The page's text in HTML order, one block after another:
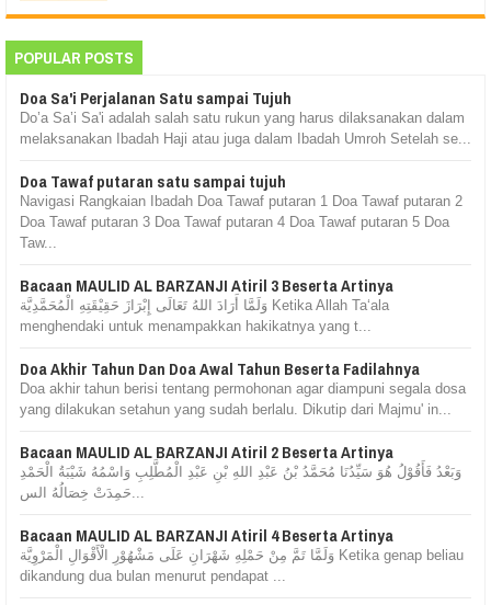
POPULAR POSTS
Doa Sa'i Perjalanan Satu sampai Tujuh
Do’a Sa’i Sa'i adalah salah satu rukun yang harus dilaksanakan dalam
melaksanakan Ibadah Haji atau juga dalam Ibadah Umroh Setelah se...
Doa Tawaf putaran satu sampai tujuh
Navigasi Rangkaian Ibadah Doa Tawaf putaran 1 Doa Tawaf putaran 2
Doa Tawaf putaran 3 Doa Tawaf putaran 4 Doa Tawaf putaran 5 Doa
Taw...
Bacaan MAULID AL BARZANJI Atiril 3 Beserta Artinya
وَلَمَّا أَرَادَ اللهُ تَعَالَى إِبْرَازَ حَقِيْقَتِهِ الْمُحَمَّدِيَّة Ketika Allah Ta‘ala
menghendaki untuk menampakkan hakikatnya yang t...
Doa Akhir Tahun Dan Doa Awal Tahun Beserta Fadilahnya
Doa akhir tahun berisi tentang permohonan agar diampuni segala dosa
yang dilakukan setahun yang sudah berlalu. Dikutip dari Majmu' in...
Bacaan MAULID AL BARZANJI Atiril 2 Beserta Artinya
وَبَعْدُ فَأَقُوْلُ هُوَ سَيِّدُنَا مُحَمَّدُ بْنُ عَبْدِ اللهِ بْنِ عَبْدِ الْمُطَّلِبِ وَاسْمُهُ شَيْبَةُ الْحَمْدِ
Bacaan MAULID AL BARZANJI Atiril 4 Beserta Artinya
وَلَمَّا تَمَّ مِنْ حَمْلِهِ شَهْرَانِ عَلَى مَشْهُوْرِ الْأَقْوَالِ الْمَرْوِيَّة Ketika genap beliau
dikandung dua bulan menurut pendapat ...